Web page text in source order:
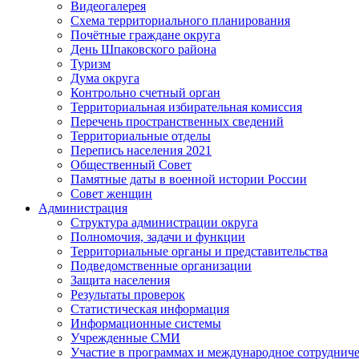
Видеогалерея
Схема территориального планирования
Почётные граждане округа
День Шпаковского района
Туризм
Дума округа
Контрольно счетный орган
Территориальная избирательная комиссия
Перечень пространственных сведений
Территориальные отделы
Перепись населения 2021
Общественный Совет
Памятные даты в военной истории России
Совет женщин
Администрация
Структура администрации округа
Полномочия, задачи и функции
Территориальные органы и представительства
Подведомственные организации
Защита населения
Результаты проверок
Статистическая информация
Информационные системы
Учрежденные СМИ
Участие в программах и международное